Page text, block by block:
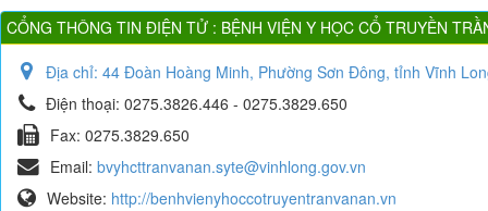
CỔNG THÔNG TIN ĐIỆN TỬ : BỆNH VIỆN Y HỌC CỔ TRUYỀN
Địa chỉ: 44 Đoàn Hoàng Minh, Phường Sơn Đông, tỉnh Vĩnh
Điện thoại: 0275.3826.446 - 0275.3829.650
Fax: 0275.3829.650
Email: bvyhcttranvanan.syte@vinhlong.gov.vn
Website: http://benhvienyhoccotruyentranvanan.vn